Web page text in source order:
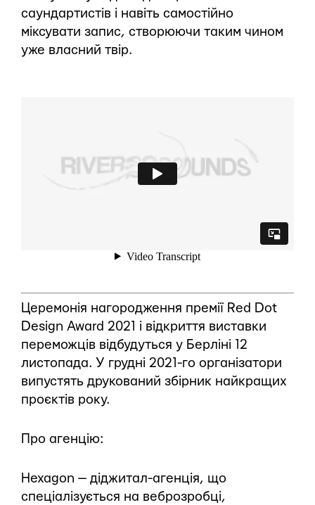
саундартистів і навіть самостійно
міксувати запис, створюючи таким чином
уже власний твір.
Церемонія нагородження премії Red Dot
Design Award 2021 і відкриття виставки
переможців відбудуться у Берліні 12
листопада. У грудні 2021-го організатори
випустять друкований збірник найкращих
проєктів року.
Про агенцію:
Hexagon — діджитал-агенція, що
спеціалізується на веброзробці,